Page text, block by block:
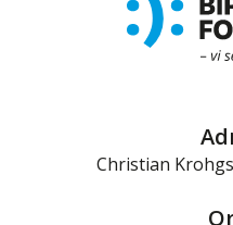
Christian